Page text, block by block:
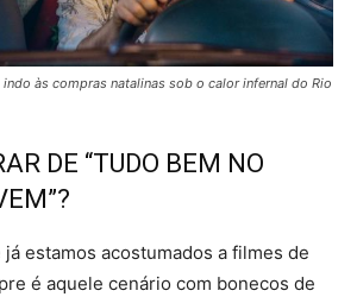
às compras natalinas sob o calor infernal do Rio
DE “TUDO BEM NO
estamos acostumados a filmes de
é aquele cenário com bonecos de